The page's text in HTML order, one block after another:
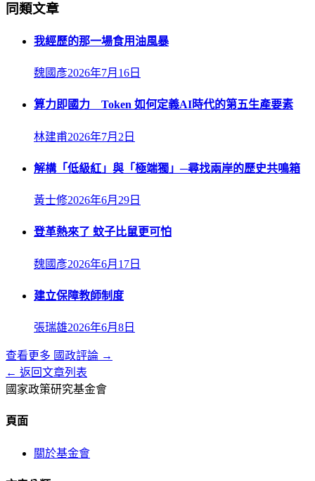
同類文章
我經歷的那一場食用油風暴
魏國彥2026年7月16日
算力即國力 Token 如何定義AI時代的第五生產要素
林建甫2026年7月2日
解構「低級紅」與「極端獨」─尋找兩岸的歷史共鳴箱
黃士修2026年6月29日
登革熱來了 蚊子比鼠更可怕
魏國彥2026年6月17日
建立保障教師制度
張瑞雄2026年6月8日
查看更多 國政評論 →
← 返回文章列表
國家政策研究基金會
頁面
關於基金會